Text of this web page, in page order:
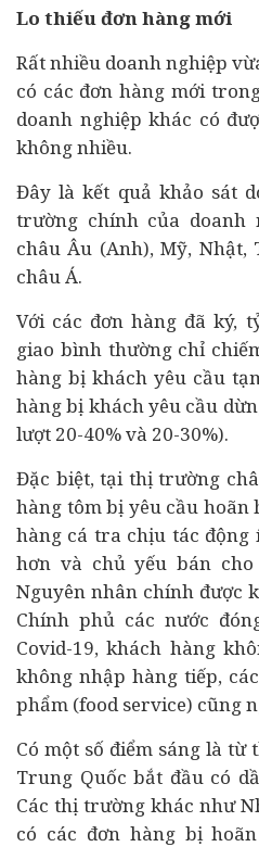
Lo thiếu đơn hàng mới
Rất nhiều doanh nghiệp
có các đơn hàng mới
doanh nghiệp khác có
không nhiều.
Đây là kết quả khảo sát
trường chính của doanh
châu Âu (Anh), Mỹ, Nhật,
châu Á.
Với các đơn hàng đã ký,
giao bình thường chỉ
hàng bị khách yêu cầu
hàng bị khách yêu cầu
lượt 20-40% và 20-30%).
Đặc biệt, tại thị trường
hàng tôm bị yêu cầu hoãn
hàng cá tra chịu tác
hơn và chủ yếu bán
Nguyên nhân chính được
Chính phủ các nước
Covid-19, khách hàng
không nhập hàng tiếp,
phẩm (food service) cũng
Có một số điểm sáng là
Trung Quốc bắt đầu có
Các thị trường khác như
có các đơn hàng bị